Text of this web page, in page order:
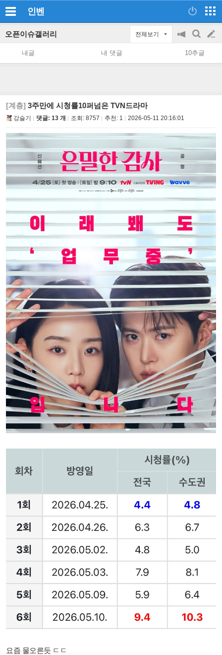
인벤
오픈이슈갤러리 전체보기
공
지
on/off
검
색
글
쓰
내글 내 댓글 10추글
[계층] 3주만에 시청률10퍼넘은 TVN드라마
강슬기 댓글: 13 개 조회: 8757 추천: 1 2026-05-11 20:16:01
요즘 물오른듯 ㄷㄷ